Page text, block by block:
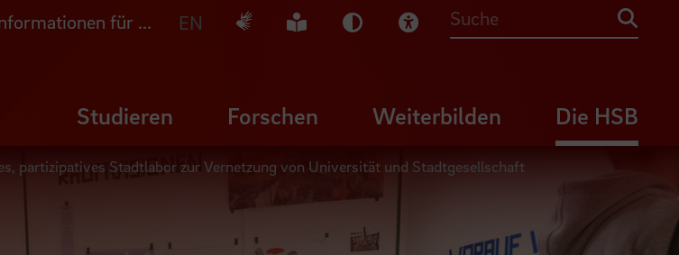
für ... EN Deutsche Gebärdensprache
Leichte Sprache
Dunkel-Modus
Visuelle Hilfe
Suche
Studieren Forschen Weiterbilden Die HSB
partizipatives Stadtlabor zur Vernetzung von Universität und Stadtgesellschaft